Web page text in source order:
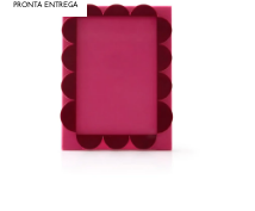
PRONTA ENTREGA